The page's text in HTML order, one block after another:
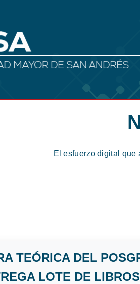
El esfuerzo digital que
TEÓRICA DEL
LOTE DE